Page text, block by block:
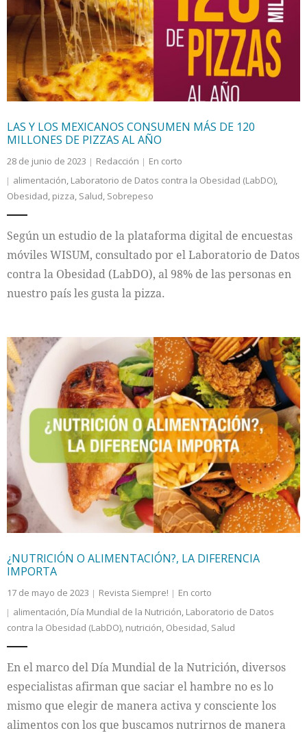
LAS Y LOS MEXICANOS CONSUMEN MÁS DE 120
MILLONES DE PIZZAS AL AÑO
28 de junio de 2023 Redacción
En corto
alimentación, Laboratorio de Datos contra la Obesidad (LabDO),
Obesidad, pizza, Salud, Sobrepeso
Según un estudio de la plataforma digital de encuestas
móviles WISUM, consultado por el Laboratorio de Datos
contra la Obesidad (LabDO), al 98% de las personas en
nuestro país les gusta la pizza.
¿NUTRICIÓN O ALIMENTACIÓN?, LA DIFERENCIA
IMPORTA
17 de mayo de 2023 Revista Siempre!
En corto
alimentación, Día Mundial de la Nutrición, Laboratorio de Datos
contra la Obesidad (LabDO), nutrición, Obesidad, Salud
En el marco del Día Mundial de la Nutrición, diversos
especialistas afirman que saciar el hambre no es lo
mismo que elegir de manera activa y consciente los
alimentos con los que buscamos nutrirnos de manera